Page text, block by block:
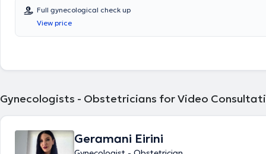
specialized in Gynecology at the Metaxas Cancer Hospital and in
General Hospital of Athens "Alexandra". She is specialized in cervical
has extensive experience in pregnancy pathology, the management of
well as colposcopy. Finally, the physician continues to collaborate with
Full gynecological check up
View price
Gynecologists - Obstetricians for Video
Geramani Eirini